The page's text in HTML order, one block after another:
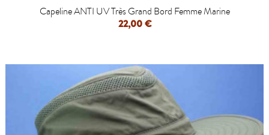
Capeline ANTI UV Très Grand Bord Femme Marine
22,00 €